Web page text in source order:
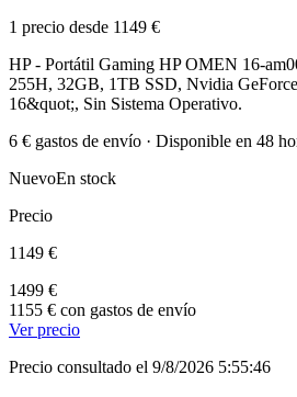
1 precio desde 1149 €
HP - Portátil Gaming HP OMEN 16-
255H, 32GB, 1TB SSD, Nvidia
16&quot;, Sin Sistema Operativo.
6 € gastos de envío · Disponible en 48
NuevoEn stock
Precio
1149 €
1499 €
1155 € con gastos de envío
Ver precio
Precio consultado el 9/8/2026 5:55:46